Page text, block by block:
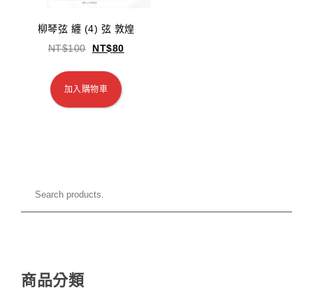
柳琴弦 纏 (4) 弦 敦煌
NT$100 NT$80
加入購物車
商品分類